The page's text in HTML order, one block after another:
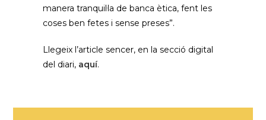
manera tranquil·la de banca ètica, fent les
coses ben fetes i sense preses”.
Llegeix l’article sencer, en la secció digital
del diari, aquí.